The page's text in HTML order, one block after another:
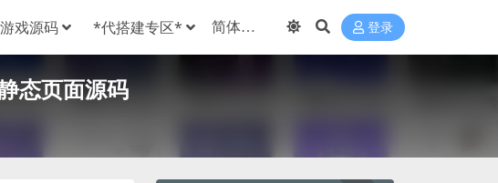
游戏源码 *代搭建专区* 登录
态页面源码